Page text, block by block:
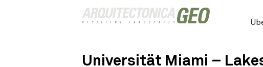
Universität Miami –